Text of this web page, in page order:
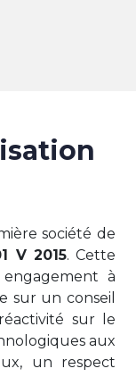
société de
V 2015. Cette
à
sur un conseil
sur le
aux
un respect